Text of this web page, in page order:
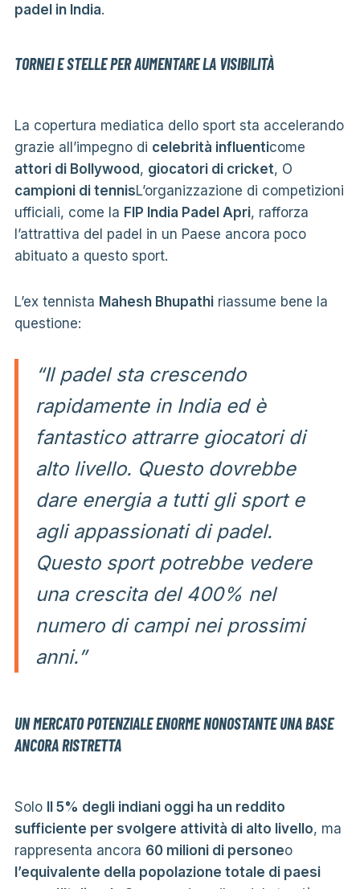
padel in India.
TORNEI E STELLE PER AUMENTARE LA VISIBILITÀ
La copertura mediatica dello sport sta accelerando
grazie all’impegno di celebrità influenticome
attori di Bollywood, giocatori di cricket, O
campioni di tennisL’organizzazione di competizioni
ufficiali, come la FIP India Padel Apri, rafforza
l’attrattiva del padel in un Paese ancora poco
abituato a questo sport.
L’ex tennista Mahesh Bhupathiriassume bene la
questione:
“Il padel sta crescendo
rapidamente in India ed è
fantastico attrarre giocatori di
alto livello. Questo dovrebbe
dare energia a tutti gli sport e
agli appassionati di padel.
Questo sport potrebbe vedere
una crescita del 400% nel
numero di campi nei prossimi
anni.”
UN MERCATO POTENZIALE ENORME NONOSTANTE UNA BASE
ANCORA RISTRETTA
Solo Il 5% degli indiani oggi ha un reddito
sufficiente per svolgere attività di alto livello, ma
rappresenta ancora 60 milioni di personeo
l’equivalente della popolazione totale di paesi